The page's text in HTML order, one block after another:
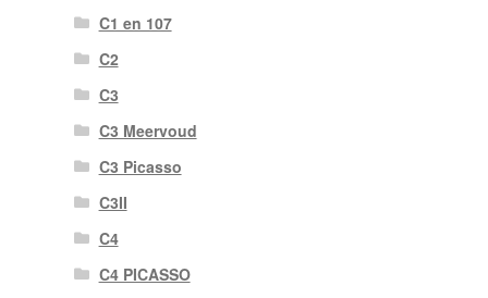
C1 en 107
C2
C3
C3 Meervoud
C3 Picasso
C3II
C4
C4 PICASSO